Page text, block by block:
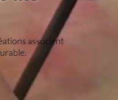
associent